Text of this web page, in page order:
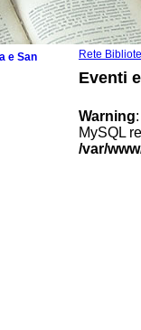
Rete
Eventi
Warning
MySQL
/var/
e San